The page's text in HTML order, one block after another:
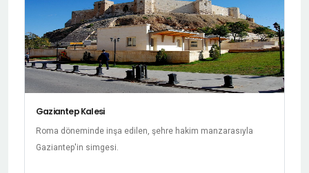
Gaziantep Kalesi
Roma döneminde inşa edilen, şehre hakim manzarasıyla
Gaziantep'in simgesi.